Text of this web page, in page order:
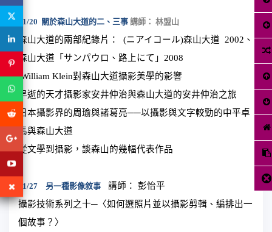
11/20 關於森山大道的二、三事 講師： 林盟山
森山大道的兩部紀錄片： (ニアイコール)森山大道 2002 、
森山大道「サンパウロ、路上にて」 2008
William Klein對森山大道攝影美學的影響
早逝的天才攝影家安井仲治與森山大道的安井仲治之旅
日本攝影界的周瑜與諸葛亮──以攝影與文字較勁的中平卓
馬與森山大道
從文學到攝影，談森山的幾幅代表作品
11/27 另一種影像敘事
講師： 彭怡平
攝影技術系列之十─〈如何選照片並以攝影剪輯、編排出一
個故事？〉